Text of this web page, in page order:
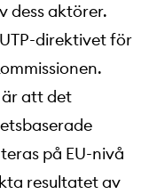
dess aktörer.
direktivet för
att det
på EU-nivå
resultatet av